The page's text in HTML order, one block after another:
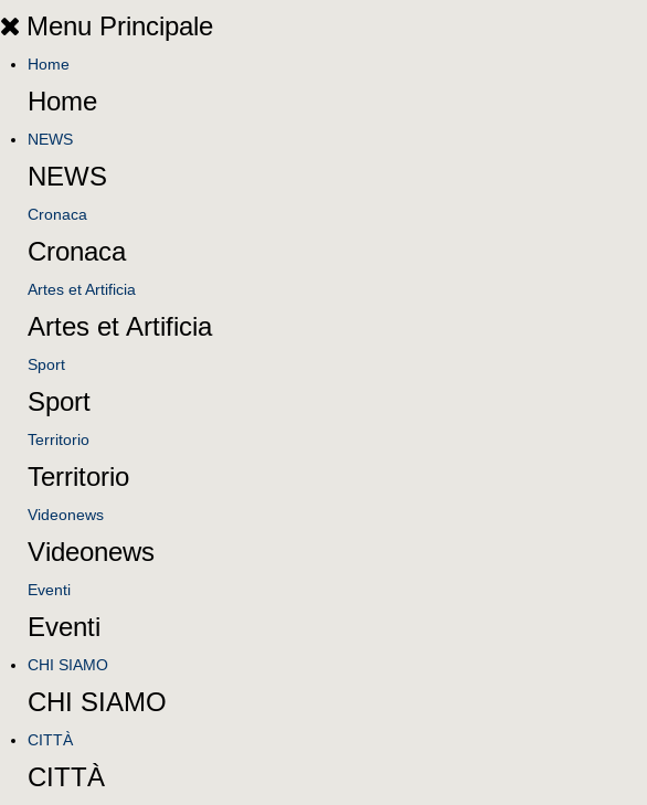
Menu Principale
Home
Home
NEWS
NEWS
Cronaca
Cronaca
Artes et Artificia
Artes et Artificia
Sport
Sport
Territorio
Territorio
Videonews
Videonews
Eventi
Eventi
CHI SIAMO
CHI SIAMO
CITTÀ
CITTÀ